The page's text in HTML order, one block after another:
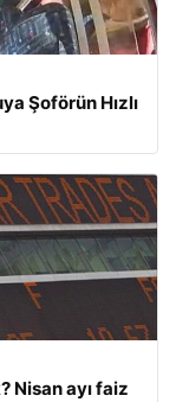
Şoförün Hızlı
Nisan ayı faiz